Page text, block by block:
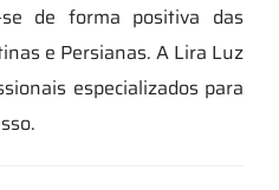
se de forma positiva das
e Persianas. A Lira Luz
especializados para